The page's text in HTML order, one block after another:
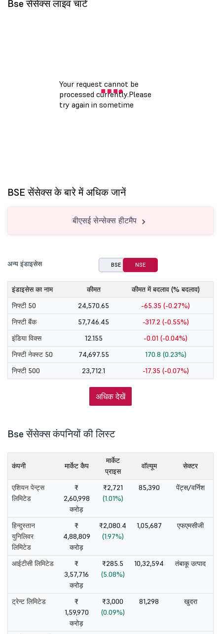
Bse सेंसेक्स लाइव चार्ट
BSE सेंसेक्स के बारे में अधिक जानें
बीएसई सेन्सेक्स हीटमैप
अन्य इंडाइसेस BSE NSE
इंडाइसेस का नाम कीमत
कीमत में बदलाव (% बदलाव)
निफ्टी 50
24,570.65
-65.35 (-0.27%)
निफ्टी बैंक
57,746.45
-317.2 (-0.55%)
इंडिया विक्स
12.155
-0.01 (-0.04%)
निफ्टी नेक्स्ट 50
74,697.55
170.8 (0.23%)
निफ्टी 500
23,712.1 -17.35 (-0.07%)
अधिक देखें
Bse सेंसेक्स कंपनियों की लिस्ट
कंपनी मार्केट कैप
मार्केट
प्राइस
वॉल्यूम सेक्टर
एशियन पेन्ट्स
लिमिटेड
₹
2,60,998
करोड़
₹2,721
(1.01%)
85,390 पेंट्स/वर्निश
हिन्दुस्तान
युनिलिवर
लिमिटेड
₹
4,88,809
करोड़
₹2,080.4
(1.97%)
1,05,687 एफएमसीजी
आईटीसी लिमिटेड
₹
3,57,716
करोड़
₹285.5
(5.08%)
10,32,594 तंबाकू उत्पाद
ट्रेन्ट लिमिटेड
₹
1,59,970
करोड़
₹3,000
(0.09%)
81,298 खुदरा